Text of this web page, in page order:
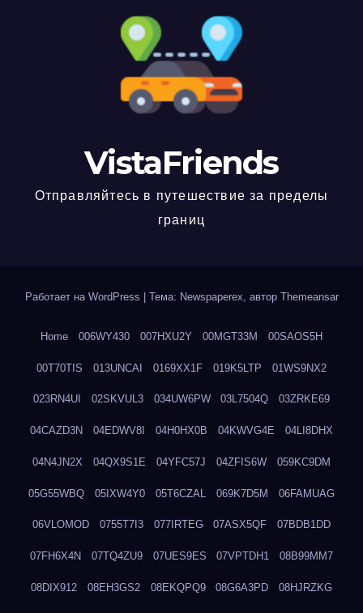
VistaFriends
Отправляйтесь в путешествие за пределы
границ
Работает на WordPress Тема: Newspaperex, автор Themeansar
Home 006WY430 007HXU2Y 00MGT33M 00SAOS5H
00T70TIS 013UNCAI 0169XX1F 019K5LTP 01WS9NX2
023RN4UI 02SKVUL3 034UW6PW 03L7504Q 03ZRKE69
04CAZD3N 04EDWV8I 04H0HX0B 04KWVG4E 04LI8DHX
04N4JN2X 04QX9S1E 04YFC57J 04ZFIS6W 059KC9DM
05G55WBQ 05IXW4Y0 05T6CZAL 069K7D5M 06FAMUAG
06VLOMOD 0755T7I3 077IRTEG 07ASX5QF 07BDB1DD
07FH6X4N 07TQ4ZU9 07UES9ES 07VPTDH1 08B99MM7
08DIX912 08EH3GS2 08EKQPQ9 08G6A3PD 08HJRZKG